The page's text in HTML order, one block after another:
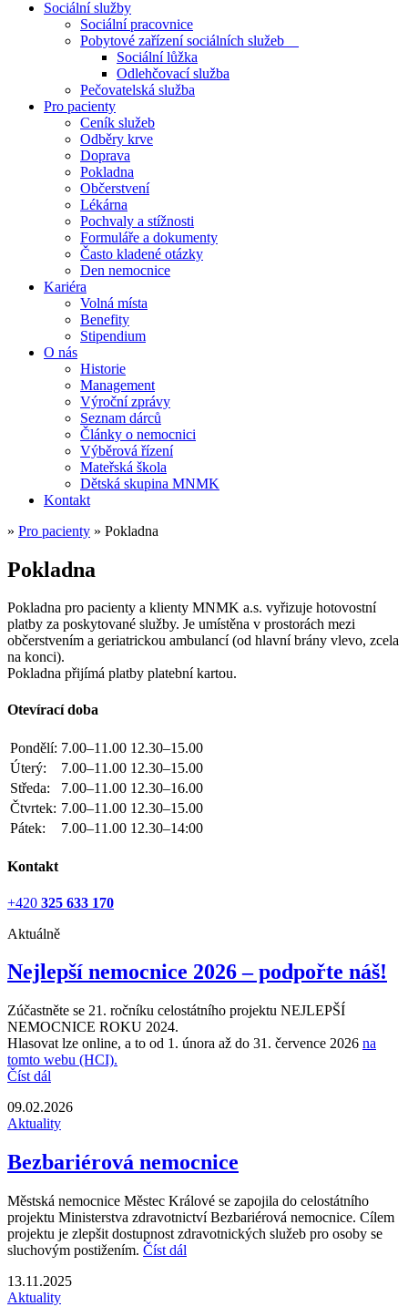
Sociální služby
Sociální pracovnice
Pobytové zařízení sociálních služeb
Sociální lůžka
Odlehčovací služba
Pečovatelská služba
Pro pacienty
Ceník služeb
Odběry krve
Doprava
Pokladna
Občerstvení
Lékárna
Pochvaly a stížnosti
Formuláře a dokumenty
Často kladené otázky
Den nemocnice
Kariéra
Volná místa
Benefity
Stipendium
O nás
Historie
Management
Výroční zprávy
Seznam dárců
Články o nemocnici
Výběrová řízení
Mateřská škola
Dětská skupina MNMK
Kontakt
» Pro pacienty » Pokladna
Pokladna
Pokladna pro pacienty a klienty MNMK a.s. vyřizuje hotovostní
platby za poskytované služby. Je umístěna v prostorách mezi
občerstvením a geriatrickou ambulancí (od hlavní brány vlevo, zcela
na konci).
Pokladna přijímá platby platební kartou.
Otevírací doba
Pondělí: 7.00–11.00 12.30–15.00
Úterý:
7.00–11.00 12.30–15.00
Středa:
7.00–11.00 12.30–16.00
Čtvrtek: 7.00–11.00 12.30–15.00
Pátek:
7.00–11.00 12.30–14:00
Kontakt
+420 325 633 170
Aktuálně
Nejlepší nemocnice 2026 – podpořte náš!
Zúčastněte se 21. ročníku celostátního projektu NEJLEPŠÍ
NEMOCNICE ROKU 2024.
Hlasovat lze online, a to od 1. února až do 31. července 2026 na
tomto webu (HCI).
Číst dál
09.02.2026
Aktuality
Bezbariérová nemocnice
Městská nemocnice Městec Králové se zapojila do celostátního
projektu Ministerstva zdravotnictví Bezbariérová nemocnice. Cílem
projektu je zlepšit dostupnost zdravotnických služeb pro osoby se
sluchovým postižením. Číst dál
13.11.2025
Aktuality